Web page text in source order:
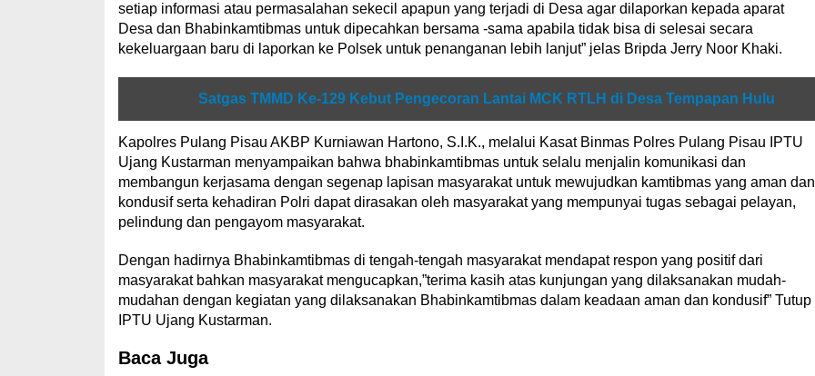
setiap informasi atau permasalahan sekecil apapun yang terjadi di Desa agar dilaporkan kepada aparat
Desa dan Bhabinkamtibmas untuk dipecahkan bersama -sama apabila tidak bisa di selesai secara
kekeluargaan baru di laporkan ke Polsek untuk penanganan lebih lanjut” jelas Bripda Jerry Noor Khaki.
Satgas TMMD Ke-129 Kebut Pengecoran Lantai MCK RTLH di Desa Tempapan Hulu
Kapolres Pulang Pisau AKBP Kurniawan Hartono, S.I.K., melalui Kasat Binmas Polres Pulang Pisau IPTU
Ujang Kustarman menyampaikan bahwa bhabinkamtibmas untuk selalu menjalin komunikasi dan
membangun kerjasama dengan segenap lapisan masyarakat untuk mewujudkan kamtibmas yang aman dan
kondusif serta kehadiran Polri dapat dirasakan oleh masyarakat yang mempunyai tugas sebagai pelayan,
pelindung dan pengayom masyarakat.
Dengan hadirnya Bhabinkamtibmas di tengah-tengah masyarakat mendapat respon yang positif dari
masyarakat bahkan masyarakat mengucapkan,”terima kasih atas kunjungan yang dilaksanakan mudah-
mudahan dengan kegiatan yang dilaksanakan Bhabinkamtibmas dalam keadaan aman dan kondusif” Tutup
IPTU Ujang Kustarman.
Baca Juga